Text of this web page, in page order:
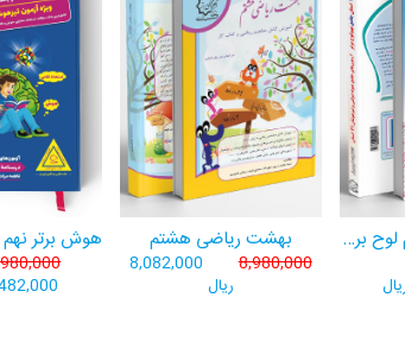
32 استان جامع نهم لوح برتر ((مجموعه آزمون‌های وروردی دبیرستان‌های نمونه‌دولتی 31 استان کشور+ فیلم‌های آموزشی +سامانۀ آزمون ساز آنلاین)) بهشت ریاضی هشتم
8,980,000
8,082,000
ریال